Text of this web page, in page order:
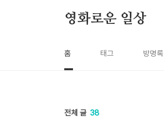
영화로운 일상
홈 태그 방명록
전체 글 38